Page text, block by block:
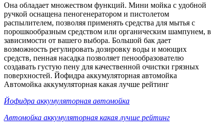
Она обладает множеством функций. Мини мойка с удобной
ручкой оснащена пеногенератором и пистолетом
распылителем, позволяя применять средства для мытья с
порошкообразным средством или органическим шампунем, в
зависимости от вашего выбора. Большой бак дает
возможность регулировать дозировку воды и моющих
средств, пенная насадка позволяет пенообразователю
создавать густую пену для качественной очистки грязных
поверхностей. Йофидра аккумуляторная автомойка
Автомойка аккумуляторная какая лучше рейтинг
Йофидра аккумуляторная автомойка
Автомойка аккумуляторная какая лучше рейтинг